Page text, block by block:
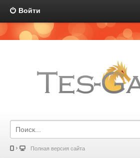
Войти
Полная версия сайта